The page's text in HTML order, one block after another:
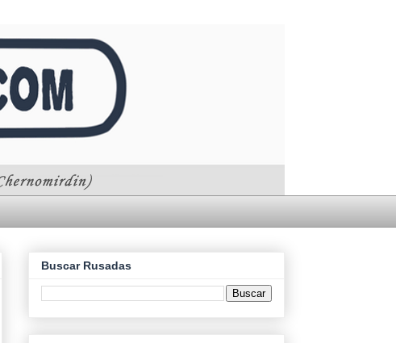
Buscar Rusadas